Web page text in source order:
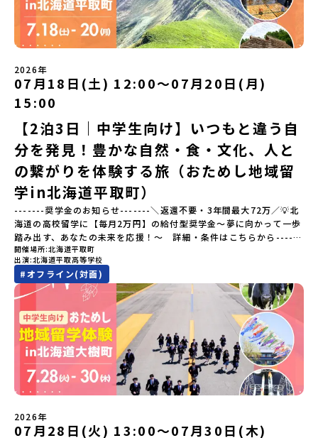
らではのプログラムをたっぷりお伝えします！🚩現在公開中の個別
説明会はこちらから（順次公開予定）【5/7(木)】北海道平取町
【5/8(金)】熊本県芦北町▼おためし地域留学の情報▼おためし地域
体験」のプログラム開催情報を公式LINEにて配信中！ぜひご登録く
ださい♪気になることや不安な点は、LINEから気軽にご相談くださ
い。👉 【LINE登録はこちら】
「窯業（ようぎょう）」の町。 窯（かま）で粘土を焼いてつくるも
のづくりが、この町の文化として今も受け継がれています。世界で
も知られる「有田焼」は、この窯業の中から生まれました。長い歴
史の中で積み重ねられてきた技術や工夫、そして“つくる人の想
い”が、この町には残っています。また、文化施設が「日本遺産」や
「日本の20世紀遺産」に認定されるなど日本を代表する伝統工芸の
町です。さらに、有田町には「日本の棚田百選」に選ばれた「岳の
棚田（たなだ）」や「名水百選」や「水源の森百選」に選ばれた
「竜門峡（りゅうもんきょう）」など、思わず立ち止まりたくなる
ような自然も広がり、歴史・文化・自然が重なり合う、“本物”に出
会える場所です。そんな歴史・文化が豊かな佐賀県有田町で実際に
町を歩きながら学ぶフィールドワークをしたり、有田焼づくりに関
わる職人、町で暮らすプロデザイナー、地元の高校で学ぶ生徒など
と交流しながら「伝統的なものづくり」や「未来のデザイン」を一
緒に探求できます。ただ体験するだけじゃなくて、 “どうしてこの形
なんだろう？” “自分だったらどんなデザインにする？” そんなふう
に考える時間も、このプログラムの大切なポイントです。ここで出
会う人や体験が、自分の「好き」や「未来」につながるかもしれま
せん。この町でしかできない、ちょっと特別な体験を、ぜひ楽しん
でみませんか？体験のおすすめポイント体験プログラム内容（予
定）＜１日目＞（PM）「オリエンテーション・自己紹介ワーク」
「有田工業高校見学」 -陶芸技術をまなぶ！「セラミック科」のま
なび場を体験 -デザインセンスをまなぶ！「デザイン科」のまなび
場を体験「フィールドワーク」 -有田の歴史ある名所巡り -有田
の歴史的な町並みを体感する「有田焼絵付けアクティビティ」 -職
人さんからまなぶ！有田焼伝統の「絵付け」体験ワークショップ
（協力：clay studio）「みんなで楽しもう！BBQ」 -BBQづく
り -仲間や地元の高校生、町の大人たちと交流・対話＜２日目＞
（AM）「1日目の振り返り」「ワークショップ」 -ゲスト講師によ
（PM）「ランチ/お土産タイム」解散※天候の状況や参加人数によ
ってプログラムを変更する場合がございます。参加概要【開催場
2026年
07月18日(土) 12:00〜07月20日(月)
15:00
【2泊3日｜中学生向け】いつもと違う自
分を発見！豊かな自然・食・文化、人と
の繋がりを体験する旅（おためし地域留
学in北海道平取町）
-------奨学金のお知らせ-------＼返還不要・3年間最大72万／💡北
海道の高校留学に【毎月2万円】の給付型奨学金～夢に向かって一歩
踏み出す、あなたの未来を応援！～ 詳細・条件はこちらから------
---------------------------＜体験費・宿泊費が無料＞累計3,000万
部以上販売された大人気マンガ「ゴールデンカムイ」の実写版映画
に登場する町！北海道の「アイヌ文化継承の地」で自然や食を体験
してみませんか？「地元以外の地域の暮らしが気になる。いつか留
学してみたい！」「アイヌ文化の歴史や、マンガに登場する世界を
自分の手で探求したい！」「自然が好きでもっと触れてあそびた
い！」そんな中学生のみなさんにおすすめ！「おためし地域留学体
験」は、日本全国約200の高校と連携し、地域の枠を超えて学校生活
を送る「地域みらい留学」をプチ体験できるプログラムです。はじ
めてのひとり旅でも安心！現地でもスタッフがしっかりとサポート
いたします。今回のフィールドは「北海道平取町（びらとりちょ
う）」北海道の南に位置する平取町（びらとりちょう）。壮大な自
然と「アイヌ文化」が継承されている町として広く知られていま
す。町名の「平取（びらとり）」は、アイヌ語「ピラ・ウトゥル」
開催場所 北海道平取町
出演 北海道平取高等学校
#オフライン(対面)
2026年
07月28日(火) 13:00〜07月30日(木)